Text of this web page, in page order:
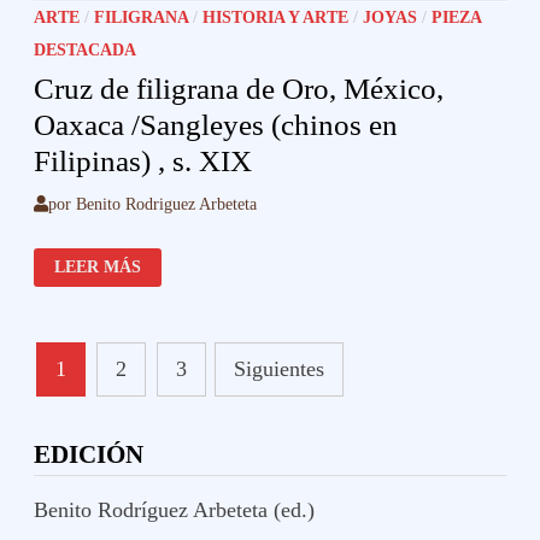
ARTE /FILIGRANA/HISTORIA Y ARTE /JOYAS /PIEZA
DESTACADA
Cruz de filigrana de Oro, México,
Oaxaca /Sangleyes (chinos en
Filipinas) , s. XIX
porBenito Rodriguez Arbeteta
CRUZ
DE
FILIGRANA
MÉXICO,
OAXACA
/SANGLEYES
(CHINOS
,
S.
XIX
LEER MÁS
Paginación
de
entradas
1 2 3 Siguientes
EDICIÓN
Benito Rodríguez Arbeteta (ed.)